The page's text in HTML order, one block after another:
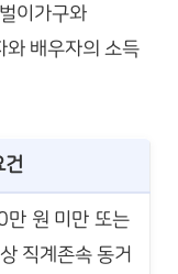
이가구와
와 배우자의 소득
건
만 원 미만 또는
직계존속 동거